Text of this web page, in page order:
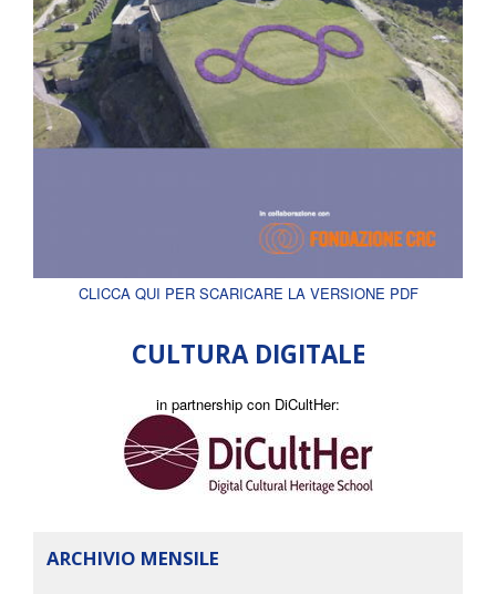
CLICCA QUI PER SCARICARE LA VERSIONE PDF
CULTURA DIGITALE
in partnership con DiCultHer:
ARCHIVIO MENSILE